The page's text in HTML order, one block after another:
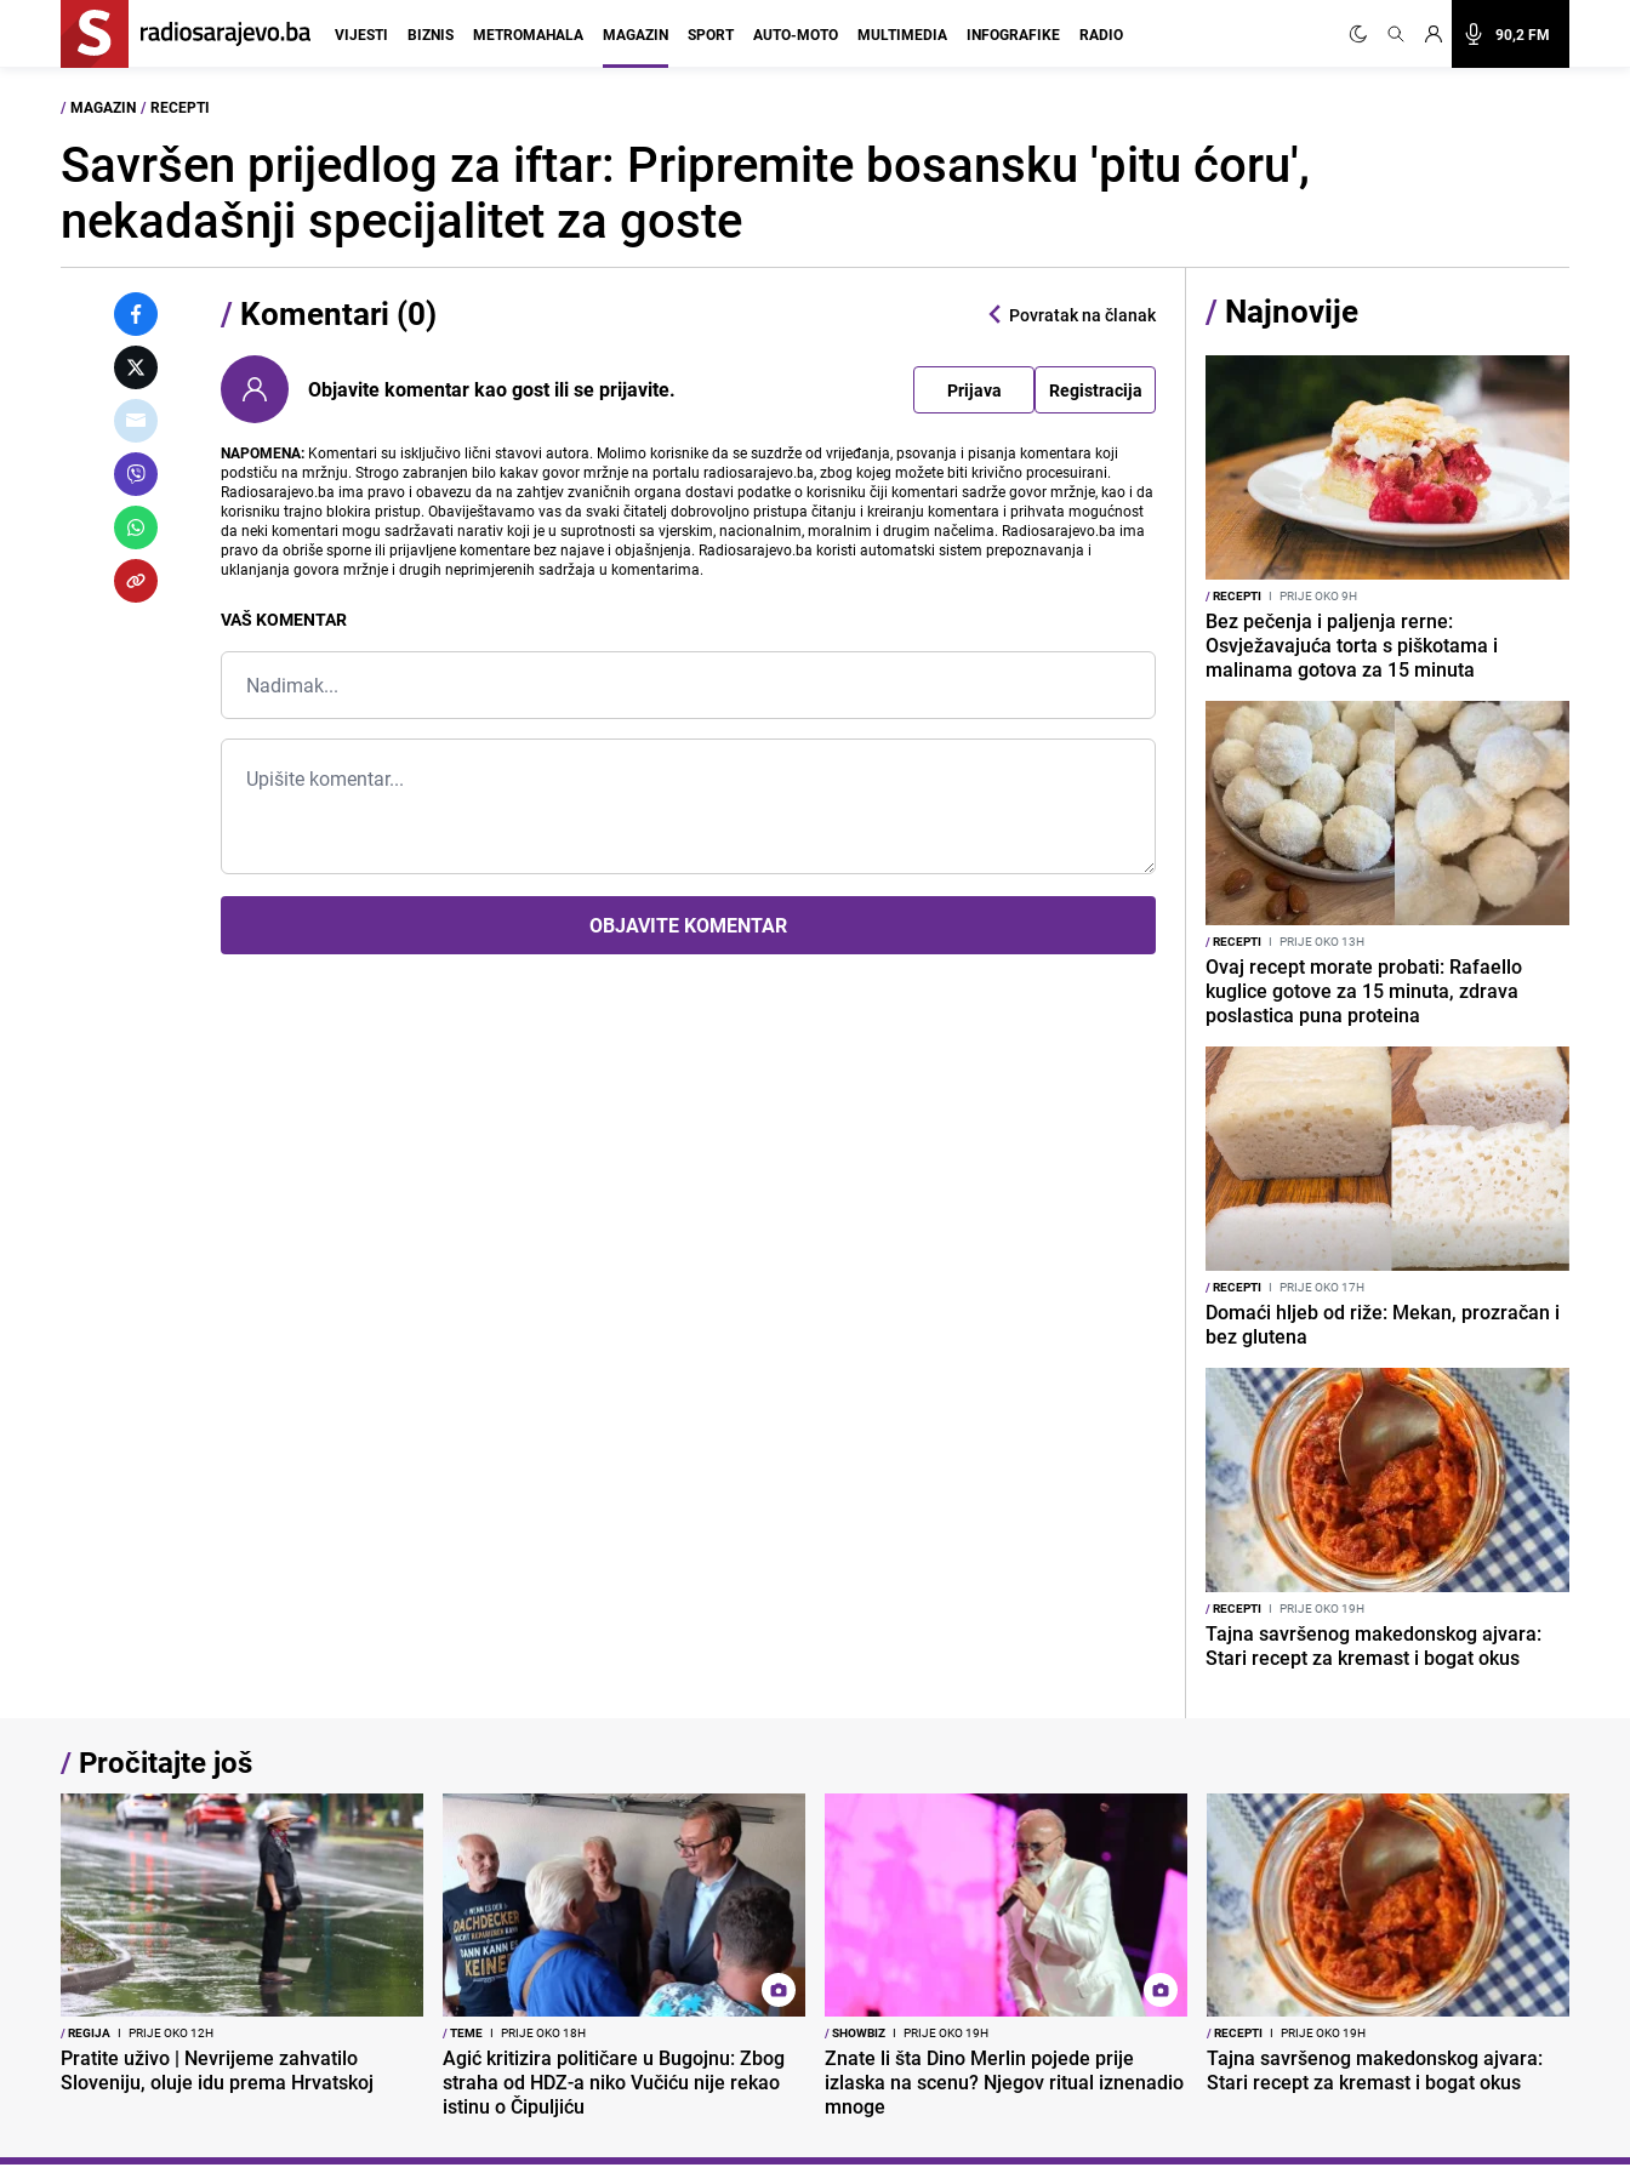
90,2 FM
VIJESTI BIZNIS METROMAHALA MAGAZIN SPORT AUTO-MOTO MULTIMEDIA INFOGRAFIKE RADIO
/ MAGAZIN / RECEPTI
Savršen prijedlog za iftar: Pripremite bosansku 'pitu ćoru',
nekadašnji specijalitet za goste
/ Komentari (0) Povratak na članak
Objavite komentar kao gost ili se prijavite. Prijava Registracija
NAPOMENA: Komentari su isključivo lični stavovi autora. Molimo korisnike da se suzdrže od vrijeđanja, psovanja i pisanja komentara koji
podstiču na mržnju. Strogo zabranjen bilo kakav govor mržnje na portalu radiosarajevo.ba, zbog kojeg možete biti krivično procesuirani.
Radiosarajevo.ba ima pravo i obavezu da na zahtjev zvaničnih organa dostavi podatke o korisniku čiji komentari sadrže govor mržnje, kao i da
korisniku trajno blokira pristup. Obaviještavamo vas da svaki čitatelj dobrovoljno pristupa čitanju i kreiranju komentara i prihvata mogućnost
da neki komentari mogu sadržavati narativ koji je u suprotnosti sa vjerskim, nacionalnim, moralnim i drugim načelima. Radiosarajevo.ba ima
pravo da obriše sporne ili prijavljene komentare bez najave i objašnjenja. Radiosarajevo.ba koristi automatski sistem prepoznavanja i
uklanjanja govora mržnje i drugih neprimjerenih sadržaja u komentarima.
VAŠ KOMENTAR
OBJAVITE KOMENTAR
/ Najnovije
/RECEPTI I PRIJE OKO 9H
Bez pečenja i paljenja rerne:
Osvježavajuća torta s piškotama i
malinama gotova za 15 minuta
/RECEPTI I PRIJE OKO 13H
Ovaj recept morate probati: Rafaello
kuglice gotove za 15 minuta, zdrava
poslastica puna proteina
/RECEPTI I PRIJE OKO 17H
Domaći hljeb od riže: Mekan, prozračan i
bez glutena
/RECEPTI I PRIJE OKO 19H
Tajna savršenog makedonskog ajvara:
Stari recept za kremast i bogat okus
/ Pročitajte još
/REGIJA I PRIJE OKO 12H
Pratite uživo | Nevrijeme zahvatilo
Sloveniju, oluje idu prema Hrvatskoj
/TEME I PRIJE OKO 18H
Agić kritizira političare u Bugojnu: Zbog
straha od HDZ-a niko Vučiću nije rekao
istinu o Čipuljiću
/SHOWBIZ I PRIJE OKO 19H
Znate li šta Dino Merlin pojede prije
izlaska na scenu? Njegov ritual iznenadio
mnoge
/RECEPTI I PRIJE OKO 19H
Tajna savršenog makedonskog ajvara:
Stari recept za kremast i bogat okus